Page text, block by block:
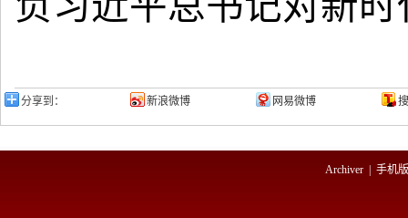
分享到： 新浪微博 网易微博
Archiver | 手机版